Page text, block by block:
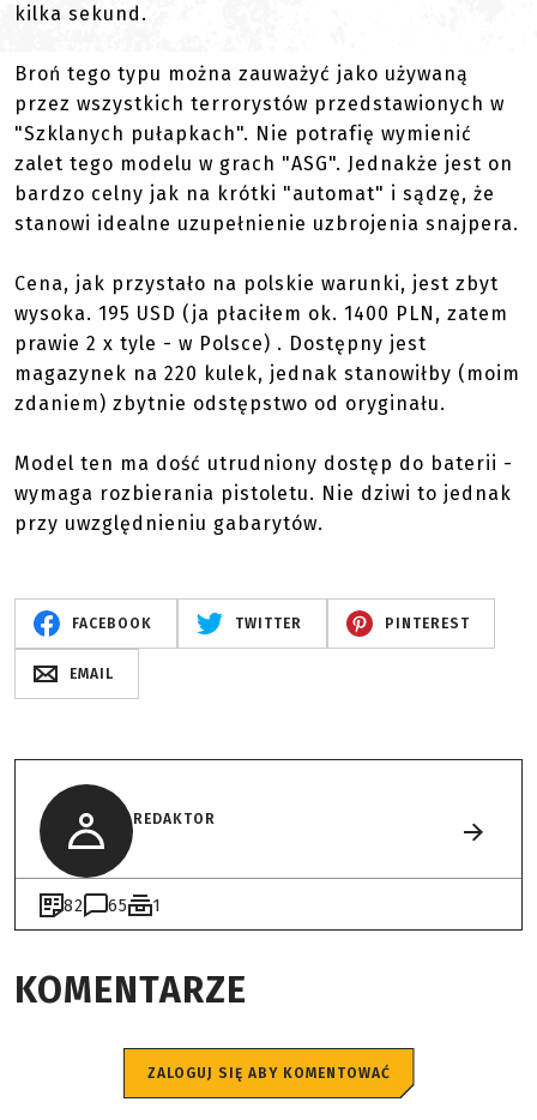
kilka sekund.
Broń tego typu można zauważyć jako używaną
przez wszystkich terrorystów przedstawionych w
"Szklanych pułapkach". Nie potrafię wymienić
zalet tego modelu w grach "ASG". Jednakże jest on
bardzo celny jak na krótki "automat" i sądzę, że
stanowi idealne uzupełnienie uzbrojenia snajpera.
Cena, jak przystało na polskie warunki, jest zbyt
wysoka. 195 USD (ja płaciłem ok. 1400 PLN, zatem
prawie 2 x tyle - w Polsce) . Dostępny jest
magazynek na 220 kulek, jednak stanowiłby (moim
zdaniem) zbytnie odstępstwo od oryginału.
Model ten ma dość utrudniony dostęp do baterii -
wymaga rozbierania pistoletu. Nie dziwi to jednak
przy uwzględnieniu gabarytów.
FACEBOOK TWITTER PINTEREST
EMAIL
REDAKTOR
82 65 1
KOMENTARZE
ZALOGUJ SIĘ ABY KOMENTOWAĆ